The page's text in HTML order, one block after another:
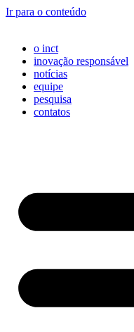
Ir para o conteúdo
o inct
inovação responsável
notícias
equipe
pesquisa
contatos